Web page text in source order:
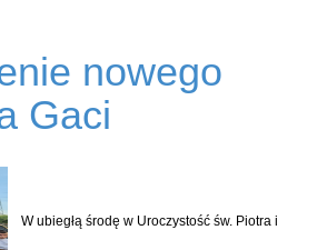
nowego
Gaci
W ubiegłą środę w Uroczystość św. Piotra i